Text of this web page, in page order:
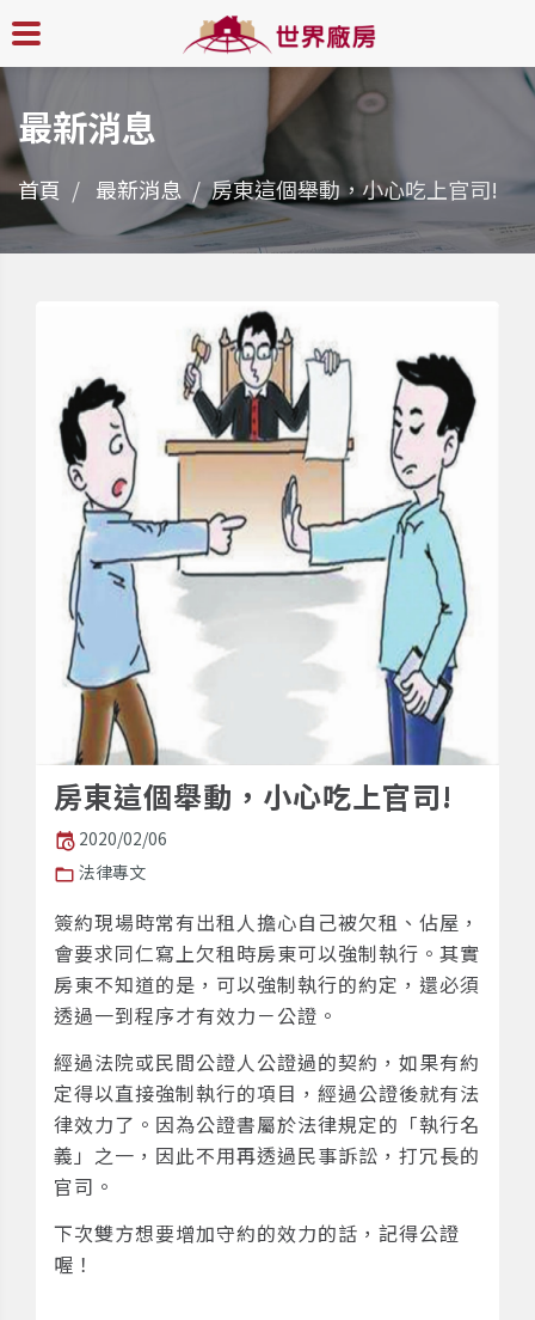
最新消息
首頁 最新消息 房東這個舉動，小心吃上官司!
房東這個舉動，小心吃上官司!
2020/02/06
法律專文
簽約現場時常有出租人擔心自己被欠租、佔屋，
會要求同仁寫上欠租時房東可以強制執行。其實
房東不知道的是，可以強制執行的約定，還必須
透過一到程序才有效力－公證。
經過法院或民間公證人公證過的契約，如果有約
定得以直接強制執行的項目，經過公證後就有法
律效力了。因為公證書屬於法律規定的「執行名
義」之一，因此不用再透過民事訴訟，打冗長的
官司。
下次雙方想要增加守約的效力的話，記得公證
喔！